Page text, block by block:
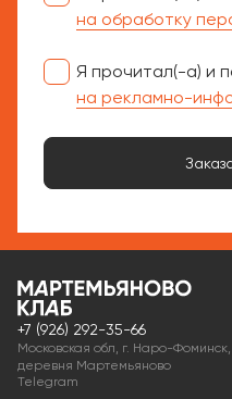
на обработку
Я прочитал(-а) и
на рекламно-
+7 (926) 292-35-66
Московская обл, г. Наро-Фоминск,
деревня Мартемьяново
Telegram